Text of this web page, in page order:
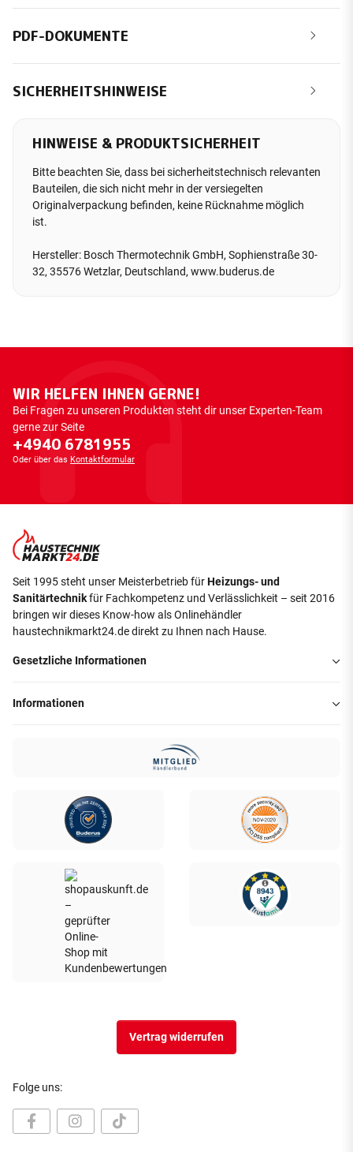
PDF-DOKUMENTE
SICHERHEITSHINWEISE
HINWEISE & PRODUKTSICHERHEIT
Bitte beachten Sie, dass bei sicherheitstechnisch relevanten
Bauteilen, die sich nicht mehr in der versiegelten
Originalverpackung befinden, keine Rücknahme möglich
ist.
Hersteller: Bosch Thermotechnik GmbH, Sophienstraße 30-
32, 35576 Wetzlar, Deutschland, www.buderus.de
WIR HELFEN IHNEN GERNE!
Bei Fragen zu unseren Produkten steht dir unser Experten-Team
gerne zur Seite
+4940 6781955
Oder über das Kontaktformular
Seit 1995 steht unser Meisterbetrieb fürHeizungs- und
Sanitärtechnikfür Fachkompetenz und Verlässlichkeit – seit 2016
bringen wir dieses Know-how als Onlinehändler
haustechnikmarkt24.de direkt zu Ihnen nach Hause.
Gesetzliche Informationen
Informationen
Vertrag widerrufen
Folge uns: